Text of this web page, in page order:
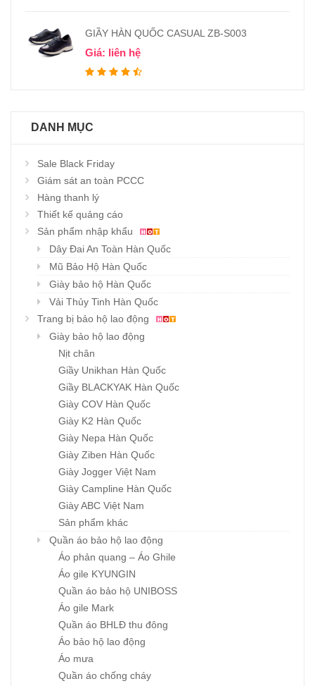
GIẦY HÀN QUỐC CASUAL ZB-S003
Giá: liên hệ
DANH MỤC
Sale Black Friday
Giám sát an toàn PCCC
Hàng thanh lý
Thiết kế quảng cáo
Sản phẩm nhập khẩu
Dây Đai An Toàn Hàn Quốc
Mũ Bảo Hộ Hàn Quốc
Giày bảo hộ Hàn Quốc
Vải Thủy Tinh Hàn Quốc
Trang bị bảo hộ lao động
Giày bảo hộ lao động
Nịt chân
Giầy Unikhan Hàn Quốc
Giầy BLACKYAK Hàn Quốc
Giày COV Hàn Quốc
Giày K2 Hàn Quốc
Giày Nepa Hàn Quốc
Giày Ziben Hàn Quốc
Giày Jogger Việt Nam
Giày Campline Hàn Quốc
Giày ABC Việt Nam
Sản phẩm khác
Quần áo bảo hộ lao động
Áo phản quang – Áo Ghile
Áo gile KYUNGIN
Quần áo bảo hộ UNIBOSS
Áo gile Mark
Quần áo BHLĐ thu đông
Áo bảo hộ lao động
Áo mưa
Quần áo chống cháy